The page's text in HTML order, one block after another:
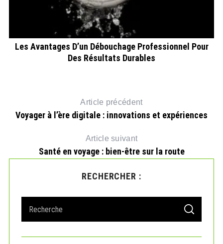
Les Avantages D’un Débouchage Professionnel Pour
Des Résultats Durables
Article précédent
Voyager à l’ère digitale : innovations et expériences
Article suivant
Santé en voyage : bien-être sur la route
RECHERCHER :
r
S
A
C